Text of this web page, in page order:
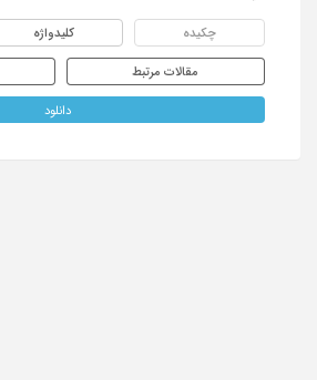
چکیده کلیدواژه
مقالات مرتبط
دانلود